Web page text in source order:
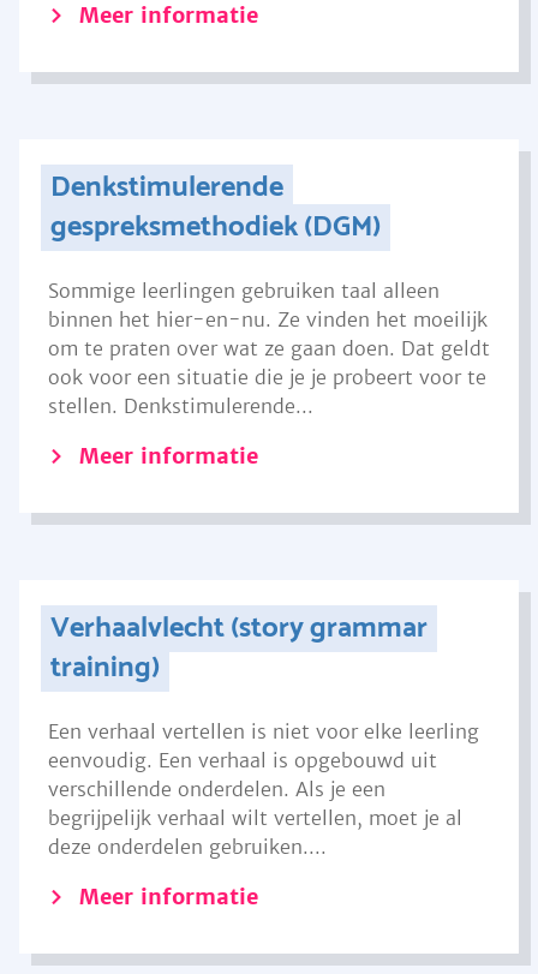
Meer informatie
Denkstimulerende
gespreksmethodiek (DGM)
Sommige leerlingen gebruiken taal alleen
binnen het hier-en-nu. Ze vinden het moeilijk
om te praten over wat ze gaan doen. Dat geldt
ook voor een situatie die je je probeert voor te
stellen. Denkstimulerende...
Meer informatie
Verhaalvlecht (story grammar
training)
Een verhaal vertellen is niet voor elke leerling
eenvoudig. Een verhaal is opgebouwd uit
verschillende onderdelen. Als je een
begrijpelijk verhaal wilt vertellen, moet je al
deze onderdelen gebruiken....
Meer informatie